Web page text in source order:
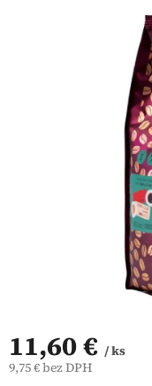
11,60 € / ks
9,75 € bez DPH